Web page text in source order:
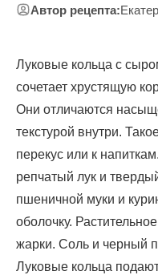
Автор рецепта:
Луковые кольца с
сочетает хрустящую
Они отличаются
текстурой внутри.
перекус или к
репчатый лук и
пшеничной муки и
оболочку.
жарки. Соль и черный
Луковые кольца